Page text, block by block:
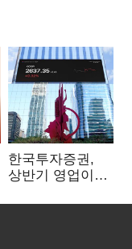
한국투자증권,
상반기 영업이익
전년비 89.1%↑